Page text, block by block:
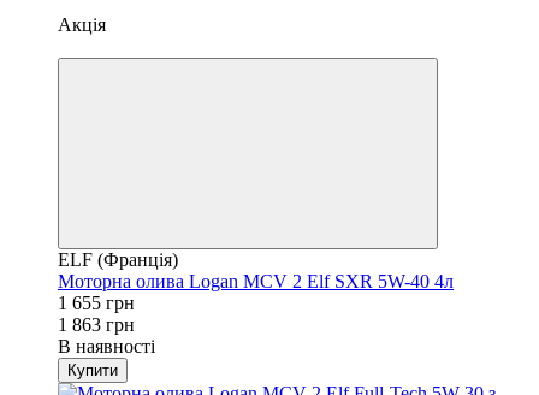
Акція
ELF (Франція)
Моторна олива Logan MCV 2 Elf SXR 5W-40 4л
1 655 грн
1 863 грн
В наявності
Купити